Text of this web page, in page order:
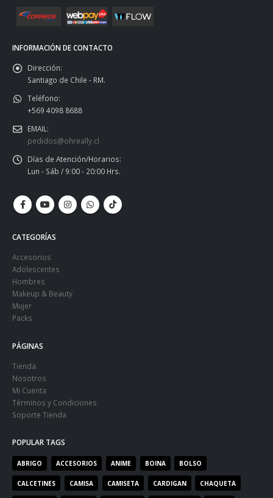
INFORMACIÓN DE CONTACTO
Dirección:
Santiago de Chile - RM.
Teléfono:
+569 4098 8688
EMAIL:
pedidos@ohreally.cl
Días de Atención/Horarios:
Lun - Sáb / 9:00 - 20:00 Hrs.
CATEGORÍAS
Accesorios
Adolescentes
Hombres
Makeup & Beauty
Mujer
Packs
PÁGINAS
Tienda
Nosotros
Mi Cuenta
Términos y Condiciones
Soporte Tienda
POPULAR TAGS
ABRIGO ACCESORIOS ANIME BOINA BOLSO
CALCETINES CAMISA CAMISETA CARDIGAN CHAQUETA